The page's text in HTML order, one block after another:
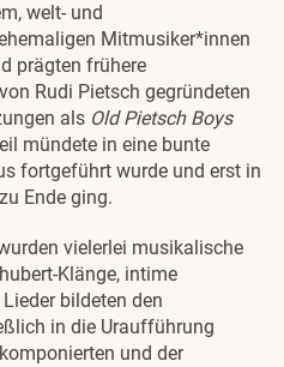
welt- und
Mitmusiker*innen
prägten frühere
Rudi Pietsch gegründeten
als Old Pietsch Boys
mündete in eine bunte
fortgeführt wurde und erst in
Ende ging.
vielerlei musikalische
Klänge, intime
bildeten den
in die Uraufführung
und der